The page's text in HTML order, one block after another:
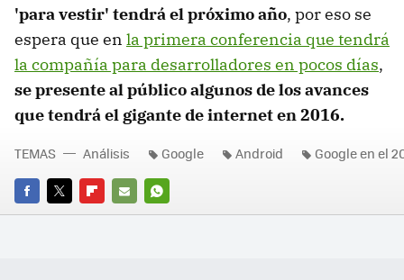
'para vestir' tendrá el próximo año, por eso se
espera que en la primera conferencia que tendrá
la compañía para desarrolladores en pocos días,
se presente al público algunos de los avances
que tendrá el gigante de internet en 2016.
FACEBOOK
TWITTERFLIPBOARD
E-
WHATSAPP
TEMAS Análisis Google Android Google en el